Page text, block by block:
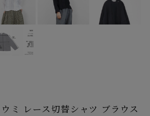
ミ レース切替シャツ ブラウス